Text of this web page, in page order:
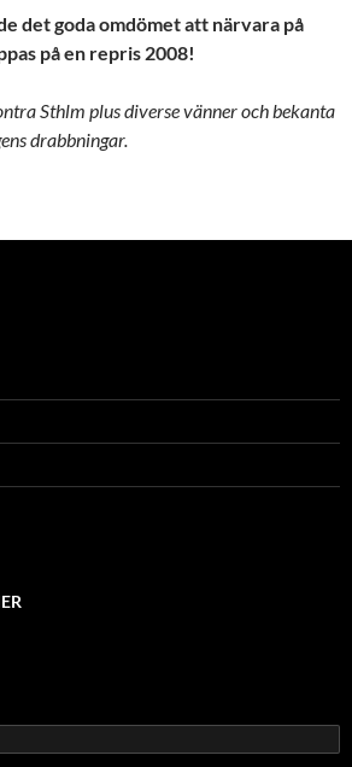
det goda omdömet att närvara på
på en repris 2008!
Sthlm plus diverse vänner och bekanta
drabbningar.